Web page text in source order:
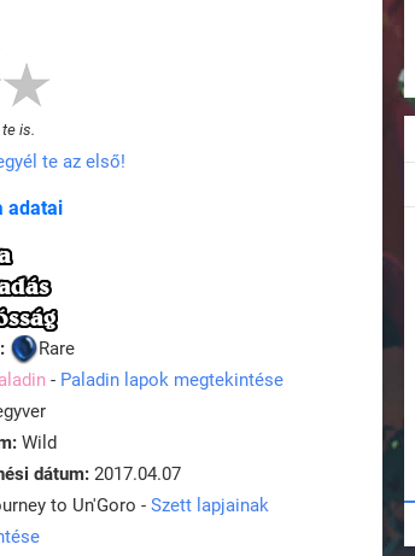
is.
te az első!
adatai
Rare
- Paladin lapok megtekintése
Wild
dátum: 2017.04.07
to Un'Goro - Szett lapjainak